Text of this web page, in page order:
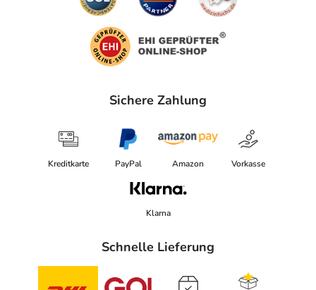
Sichere Zahlung
Kreditkarte PayPal Amazon Vorkasse
Klarna
Schnelle Lieferung